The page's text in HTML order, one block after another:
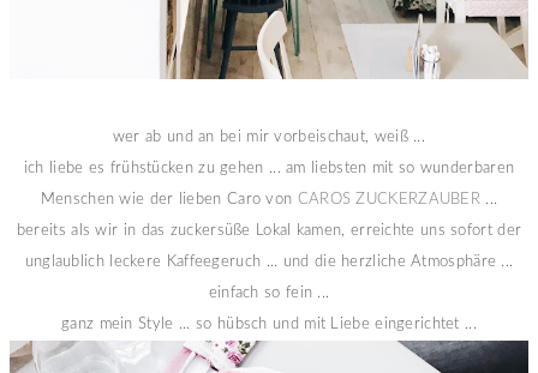
wer ab und an bei mir vorbeischaut, weiß ...
ich liebe es frühstücken zu gehen ... am liebsten mit so wunderbaren
Menschen wie der lieben Caro von CAROS ZUCKERZAUBER ...
bereits als wir in das zuckersüße Lokal kamen, erreichte uns sofort der
unglaublich leckere Kaffeegeruch ... und die herzliche Atmosphäre ...
einfach so fein ...
ganz mein Style ... so hübsch und mit Liebe eingerichtet ...